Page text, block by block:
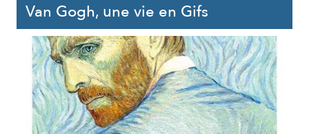
Van Gogh, une vie en Gifs